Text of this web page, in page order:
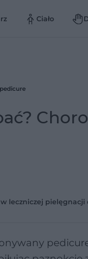
Ciało
leczniczej pielęgnacji